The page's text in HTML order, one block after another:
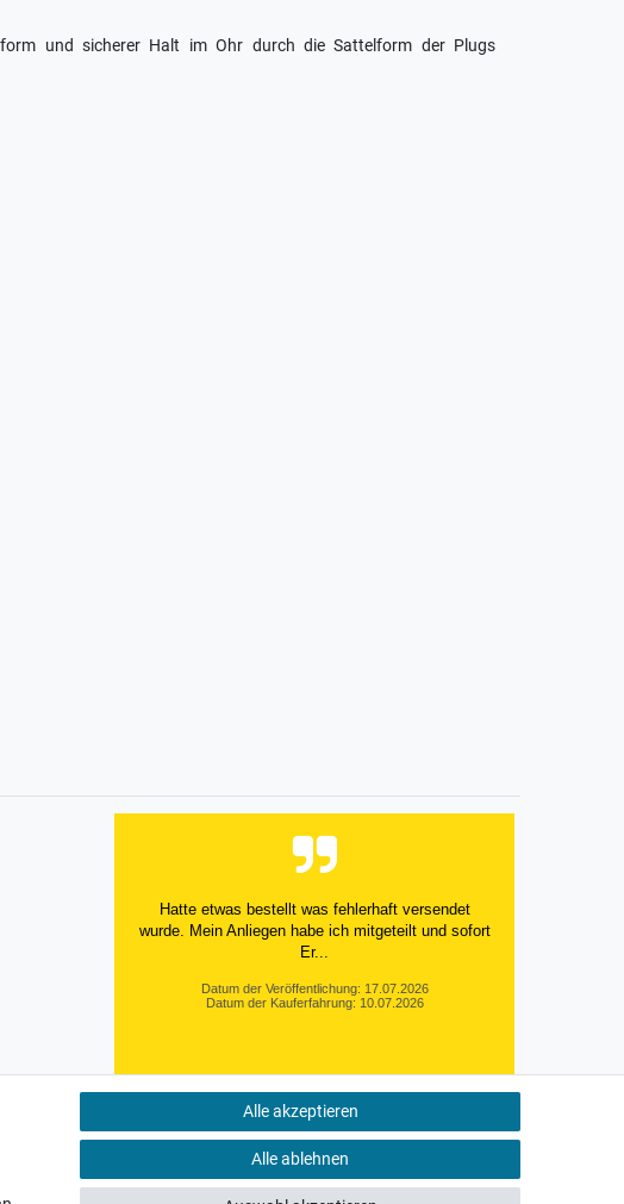
und sicherer Halt im Ohr durch die Sattelform der Plugs
Hatte etwas bestellt was fehlerhaft versendet
wurde. Mein Anliegen habe ich mitgeteilt und sofort
Er...
Datum der Veröffentlichung: 17.07.2026
Datum der Kauferfahrung: 10.07.2026
495 Bewertungen
Alle akzeptieren
Alle ablehnen